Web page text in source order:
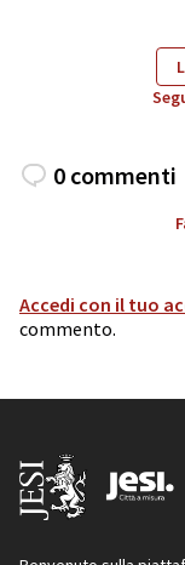
0 commenti
Accedi con il tuo
commento.